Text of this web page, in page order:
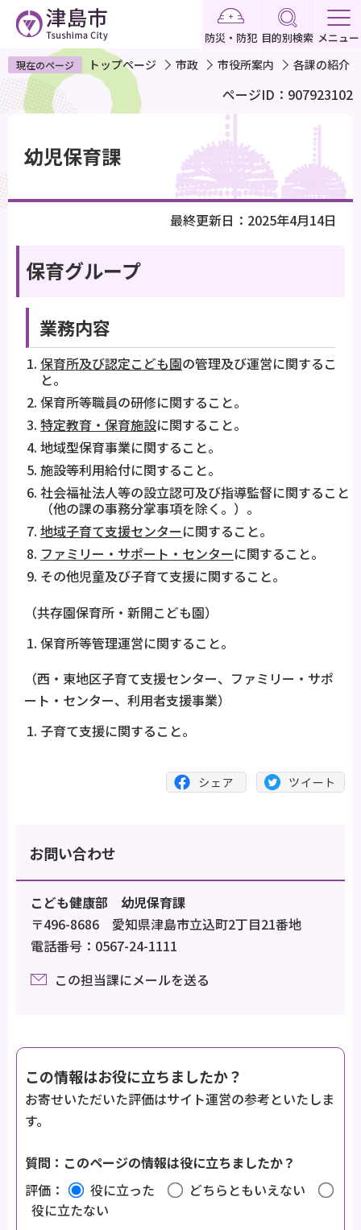
ペ
ー
ジ
で
す
防災・防犯 目的別検索 メニュー
現在のページ トップページ 市政 市役所案内 各課の紹介
ページID：907923102
幼児保育課
最終更新日：2025年4月14日
保育グループ
業務内容
保育所及び認定こども園の管理及び運営に関するこ
と。
保育所等職員の研修に関すること。
特定教育・保育施設に関すること。
地域型保育事業に関すること。
施設等利用給付に関すること。
社会福祉法人等の設立認可及び指導監督に関すること
（他の課の事務分掌事項を除く。）。
地域子育て支援センターに関すること。
ファミリー・サポート・センターに関すること。
その他児童及び子育て支援に関すること。
（共存園保育所・新開こども園）
保育所等管理運営に関すること。
（西・東地区子育て支援センター、ファミリー・サポ
ート・センター、利用者支援事業）
子育て支援に関すること。
お問い合わせ
こども健康部 幼児保育課
〒496-8686 愛知県津島市立込町2丁目21番地
電話番号：0567-24-1111
この担当課にメールを送る
この情報はお役に立ちましたか？
お寄せいただいた評価はサイト運営の参考といたしま
す。
質問：このページの情報は役に立ちましたか？
評価：
役に立った
どちらともいえない
役に立たない